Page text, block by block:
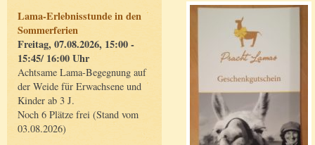
Lama-Erlebnisstunde in den
Sommerferien
Freitag, 07.08.2026, 15:00 -
15:45/ 16:00 Uhr
Achtsame Lama-Begegnung auf
der Weide für Erwachsene und
Kinder ab 3 J.
Noch 6 Plätze frei (Stand vom
03.08.2026)